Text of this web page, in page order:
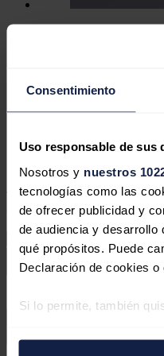
Consentimiento
Uso responsable de sus
Nosotros y nuestros
tecnologías como las
de ofrecer publicidad y
de audiencia y desarrollo
qué propósitos. Puede
Declaración de cookies
Si lo permite, también
Goodwood
Karam El Shenawy
No hay comentarios
Deja tu comentario
Tu dirección de correo
campos son obligatorios
privacidad
Términos de
Enviar comentario